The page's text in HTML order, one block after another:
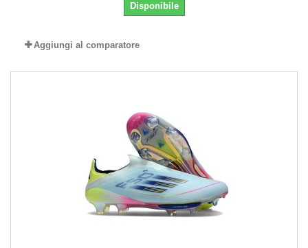
Disponibile
Aggiungi al comparatore